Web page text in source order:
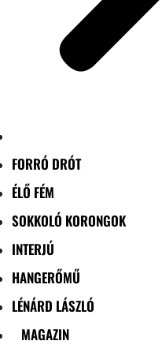
FORRÓ DRÓT
ÉLŐ FÉM
SOKKOLÓ KORONGOK
INTERJÚ
HANGERŐMŰ
LÉNÁRD LÁSZLÓ
MAGAZIN